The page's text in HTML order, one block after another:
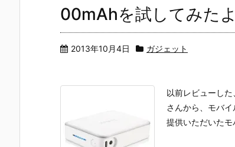
00mAhを試してみたよ
2013年10月4日 ガジェット
以前レビューし
さんから、モバ
提供いただいた